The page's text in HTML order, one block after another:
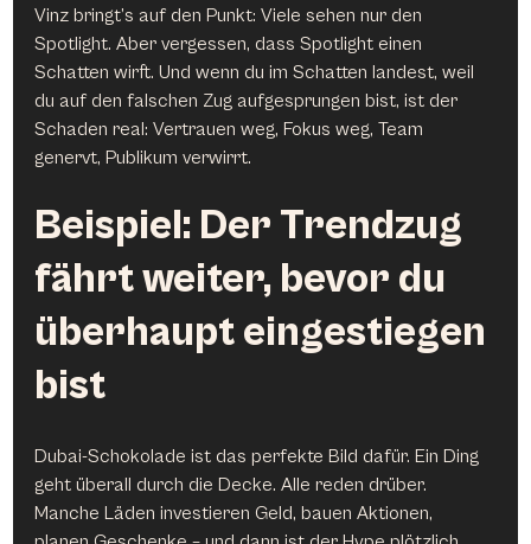
Vinz bringt’s auf den Punkt: Viele sehen nur den
Spotlight. Aber vergessen, dass Spotlight einen
Schatten wirft. Und wenn du im Schatten landest, weil
du auf den falschen Zug aufgesprungen bist, ist der
Schaden real: Vertrauen weg, Fokus weg, Team
genervt, Publikum verwirrt.
Beispiel: Der Trendzug
fährt weiter, bevor du
überhaupt eingestiegen
bist
Dubai-Schokolade ist das perfekte Bild dafür. Ein Ding
geht überall durch die Decke. Alle reden drüber.
Manche Läden investieren Geld, bauen Aktionen,